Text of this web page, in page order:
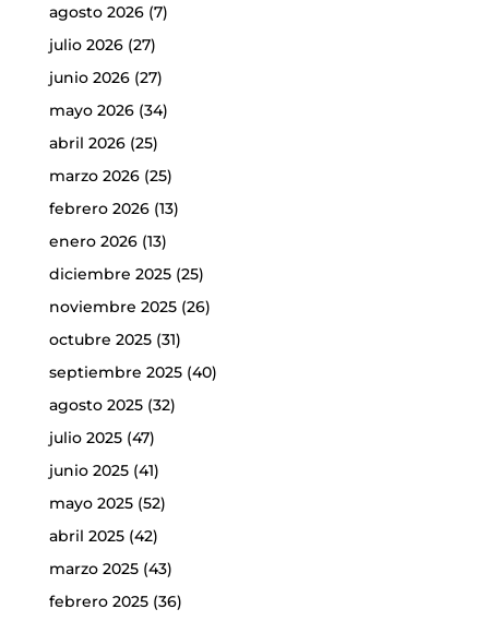
agosto 2026(7)
julio 2026(27)
junio 2026(27)
mayo 2026(34)
abril 2026(25)
marzo 2026(25)
febrero 2026(13)
enero 2026(13)
diciembre 2025(25)
noviembre 2025(26)
octubre 2025(31)
septiembre 2025(40)
agosto 2025(32)
julio 2025(47)
junio 2025(41)
mayo 2025(52)
abril 2025(42)
marzo 2025(43)
febrero 2025(36)